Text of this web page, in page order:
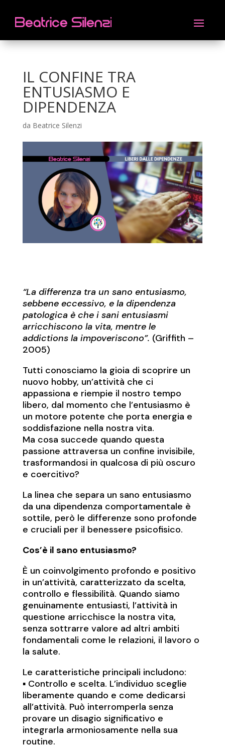
IL CONFINE TRA
ENTUSIASMO E
DIPENDENZA
da Beatrice Silenzi
“La differenza tra un sano entusiasmo,
sebbene eccessivo, e la dipendenza
patologica è che i sani entusiasmi
arricchiscono la vita, mentre le
addictions la impoveriscono”. (Griffith –
2005)
Tutti conosciamo la gioia di scoprire un
nuovo hobby, un’attività che ci
appassiona e riempie il nostro tempo
libero, dal momento che l’entusiasmo è
un motore potente che porta energia e
soddisfazione nella nostra vita.
Ma cosa succede quando questa
passione attraversa un confine invisibile,
trasformandosi in qualcosa di più oscuro
e coercitivo?
La linea che separa un sano entusiasmo
da una dipendenza comportamentale è
sottile, però le differenze sono profonde
e cruciali per il benessere psicofisico.
Cos’è il sano entusiasmo?
È un coinvolgimento profondo e positivo
in un’attività, caratterizzato da scelta,
controllo e flessibilità. Quando siamo
genuinamente entusiasti, l’attività in
questione arricchisce la nostra vita,
senza sottrarre valore ad altri ambiti
fondamentali come le relazioni, il lavoro o
la salute.
Le caratteristiche principali includono:
▪️ Controllo e scelta. L’individuo sceglie
liberamente quando e come dedicarsi
all’attività. Può interromperla senza
provare un disagio significativo e
integrarla armoniosamente nella sua
routine.